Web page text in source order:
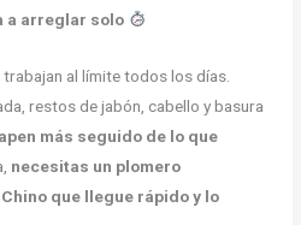
a arreglar solo
trabajan al límite todos los días.
restos de jabón, cabello y basura
más seguido de lo que
necesitas un plomero
que llegue rápido y lo